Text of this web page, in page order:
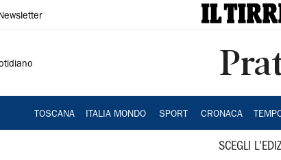
TOSCANA ITALIA MONDO SPORT CRONACA
SCEGLI